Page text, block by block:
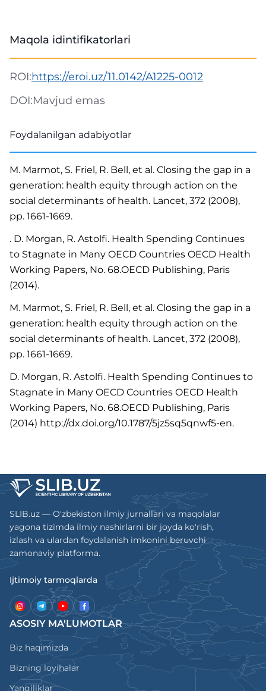
Maqola idintifikatorlari
ROI:https://eroi.uz/11.0142/A1225-0012
DOI:Mavjud emas
Foydalanilgan adabiyotlar
M. Marmot, S. Friel, R. Bell, et al. Closing the gap in a
generation: health equity through action on the
social determinants of health. Lancet, 372 (2008),
pp. 1661-1669.
. D. Morgan, R. Astolfi. Health Spending Continues
to Stagnate in Many OECD Countries OECD Health
Working Papers, No. 68.OECD Publishing, Paris
(2014).
M. Marmot, S. Friel, R. Bell, et al. Closing the gap in a
generation: health equity through action on the
social determinants of health. Lancet, 372 (2008),
pp. 1661-1669.
D. Morgan, R. Astolfi. Health Spending Continues to
Stagnate in Many OECD Countries OECD Health
Working Papers, No. 68.OECD Publishing, Paris
(2014) http://dx.doi.org/10.1787/5jz5sq5qnwf5-en.
SLIB.uz — O'zbekiston ilmiy jurnallari va maqolalar
yagona tizimda ilmiy nashirlarni bir joyda ko'rish,
izlash va ulardan foydalanish imkonini beruvchi
zamonaviy platforma.
Ijtimoiy tarmoqlarda
ASOSIY MA'LUMOTLAR
Biz haqimizda
Bizning loyihalar
Yangiliklar